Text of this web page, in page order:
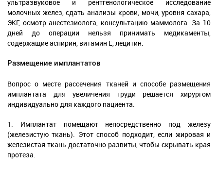
ультразвуковое и рентгенологическое исследование
молочных желез, сдать анализы крови, мочи, уровня сахара,
ЭКГ, осмотр анестезиолога, консультацию маммолога. За 10
дней до операции нельзя принимать медикаменты,
содержащие аспирин, витамин Е, лецитин.
Размещение имплантатов
Вопрос о месте рассечения тканей и способе размещения
имплантата для увеличения груди решается хирургом
индивидуально для каждого пациента.
1. Имплантат помещают непосредственно под железу
(железистую ткань). Этот способ подходит, если жировая и
железистая ткань достаточно развиты, чтобы скрывать края
протеза.